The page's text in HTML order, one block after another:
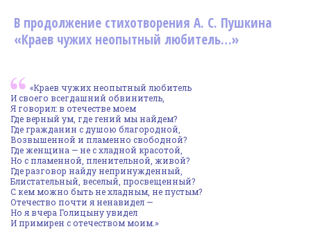
В продолжение стихотворения А. С. Пушкина
«Краев чужих неопытный любитель…»
«Краев чужих неопытный любитель
И своего всегдашний обвинитель,
Я говорил: в отечестве моем
Где верный ум, где гений мы найдем?
Где гражданин с душою благородной,
Возвышенной и пламенно свободной?
Где женщина — не с хладной красотой,
Но с пламенной, пленительной, живой?
Где разговор найду непринужденный,
Блистательный, веселый, просвещенный?
С кем можно быть не хладным, не пустым?
Отечество почти я ненавидел —
Но я вчера Голицыну увидел
И примирен с отечеством моим.»